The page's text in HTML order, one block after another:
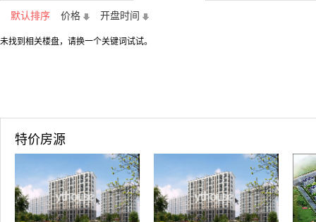
默认排序 价格 开盘时间
未找到相关楼盘，请换一个关键词试试。
特价房源